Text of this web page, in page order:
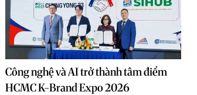
Công nghệ và AI trở thành tâm điểm
HCMC K-Brand Expo 2026